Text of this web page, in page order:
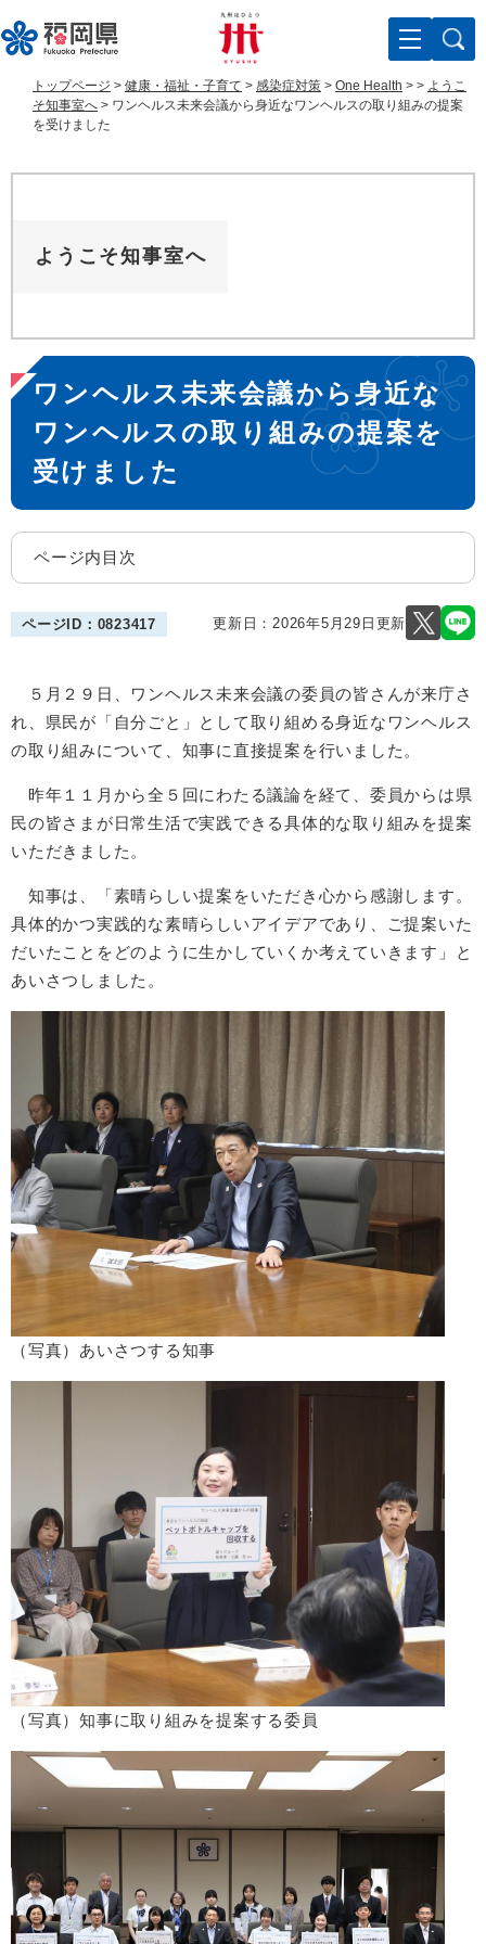
ー
ジ
す
ニ
ュ
し
トップページ > 健康・福祉・子育て > 感染症対策 > One Health > > ようこ
そ知事室へ > ワンヘルス未来会議から身近なワンヘルスの取り組みの提案
を受けました
ようこそ知事室へ
本
文
ワンヘルス未来会議から身近な
ワンヘルスの取り組みの提案を
受けました
ページ内目次
ページID：0823417 更新日：2026年5月29日更新
５月２９日、ワンヘルス未来会議の委員の皆さんが来庁さ
れ、県民が「自分ごと」として取り組める身近なワンヘルス
の取り組みについて、知事に直接提案を行いました。
昨年１１月から全５回にわたる議論を経て、委員からは県
民の皆さまが日常生活で実践できる具体的な取り組みを提案
いただきました。
知事は、「素晴らしい提案をいただき心から感謝します。
具体的かつ実践的な素晴らしいアイデアであり、ご提案いた
だいたことをどのように生かしていくか考えていきます」と
あいさつしました。
（写真）あいさつする知事
（写真）知事に取り組みを提案する委員